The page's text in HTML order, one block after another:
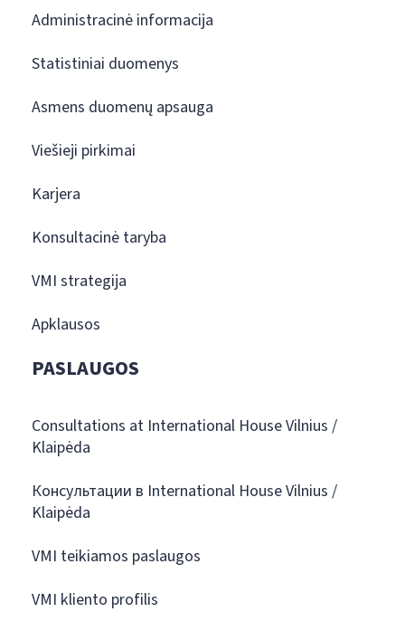
Administracinė informacija
Statistiniai duomenys
Asmens duomenų apsauga
Viešieji pirkimai
Karjera
Konsultacinė taryba
VMI strategija
Apklausos
PASLAUGOS
Consultations at International House Vilnius /
Klaipėda
Консультации в International House Vilnius /
Klaipėda
VMI teikiamos paslaugos
VMI kliento profilis